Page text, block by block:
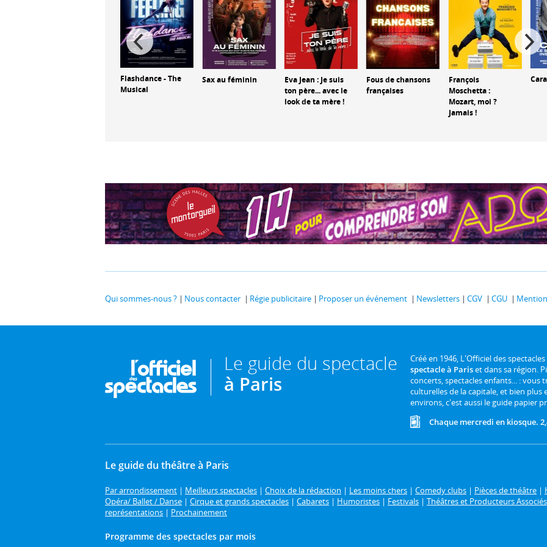
Flashdance - The
Musical
Sax au féminin
Eva Jean : Je suis
ton père... avec le
look de ta mère !
Fous de chansons
françaises
François
Moschetta :
Mozart, moi ?
Jamais !
Qui sommes-nous ? Nous contacter Régie publicitaire Proposer un événement Newsletters CGV CGU
Le guide du spectacle
à Paris
Créé en 1946, L'Officiel des
spectacle à Pariset dans sa région.
concerts, spectacles enfants... :
culturelles de la capitale, et bien plus
environs, c'est aussi le guide papier
Chaque mercredi en kiosque.
Le guide du théâtre à Paris
Par arrondissement | Meilleurs spectacles | Choix de la rédaction | Les moins chers | Comedy clubs | Pièces de théâtre |
Opéra/ Ballet / Danse | Cirque et grands spectacles | Cabarets | Humoristes | Festivals | Théâtres et Producteurs Associés
représentations | Prochainement
Programme des spectacles par mois